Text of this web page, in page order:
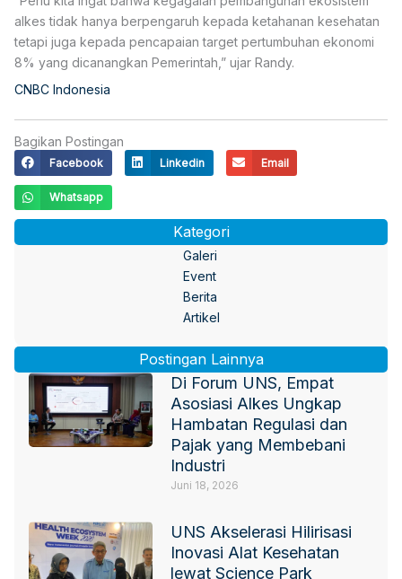
alkes tidak hanya berpengaruh kepada ketahanan kesehatan
tetapi juga kepada pencapaian target pertumbuhan ekonomi
8% yang dicanangkan Pemerintah,” ujar Randy.
CNBC Indonesia
Bagikan Postingan
Facebook Linkedin Email
Whatsapp
Kategori
Galeri
Event
Berita
Artikel
Postingan Lainnya
Di Forum UNS, Empat
Asosiasi Alkes Ungkap
Hambatan Regulasi dan
Pajak yang Membebani
Industri
Juni 18, 2026
UNS Akselerasi Hilirisasi
Inovasi Alat Kesehatan
lewat Science Park